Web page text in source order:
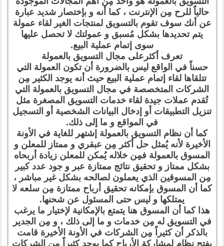
حالياً للرح مِن الإنترنت ، كما أنه و بإختصار شديد عبارة
عن أنك سوف تقوم بالتسويق لمنتجات الغير لقاء عمولة
يتم تحديدها بشكل مُسبق و عمولتك لا تحصل عليها
سوى إتمام عملية البيع.
تعرف أكثرعلى مجال التسويق بالعمولة
حسناً في الواقع ليس بالضرورة أن تكون العمولة التي
تتلقاها لقاء إتمام عملية البيع حيث أنه يوجد الكثير مِن
الشركات المتخصصة في مجال التسويق بالعمولة التي
تُقدم عملات جيدة لقاء خدمات التسويق المصغرة مثل
تنزيل التطبيقات أو إدخال البيانات الشخصية أو التسجيل
في المواقع و ما إلى ذلك.
كما أن نظام التسويق بالعمولة إشتهر للغاية في الأونة
الأخيرة لأنه يُمثل حل أكثر مِن عبقري و ممتاز للمعلن و
المسوق بالعمولة فمِن خلاله يُمكن للمعلن زيادة أربحاه
بشكل ممتاز و تحقيق نتائج ممتازة عبر و جود عدد كبير
مِن المسوقين الذي يعملون لصالحه بشكل غير مباشر ،
كما أن المسوق بإمكانه تحقيق أرباح ممتازة مِن سلعه لا
يمتلكها و ليس حتى المسئول عن شحنها.
هذا كما أن المسوق هنا يتمتع بالإمكانية لإختيار ما يرغب
في التسويق له مِن خدمات و ما إلى ذلك ، و مِن الجدير
بالذكر أن كثيراً مِن الشركات في الأونة الأخيرة قامت
بفتح نظام لمشاركة الأرباح كما يوجد كثيراً مِن الشركات